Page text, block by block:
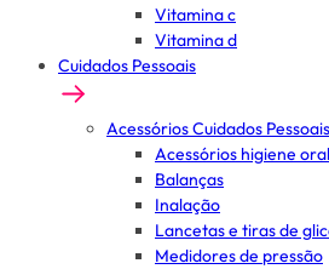
Vitamina c
Vitamina d
Cuidados Pessoais
Acessórios Cuidados Pessoais
Acessórios higiene oral
Balanças
Inalação
Lancetas e tiras de
Medidores de pressão